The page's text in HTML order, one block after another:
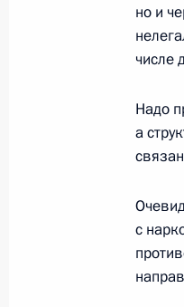
8
8
но и
числе
Надо
а
с